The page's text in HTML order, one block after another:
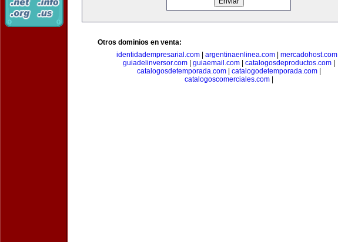
Otros dominios en venta:
identidadempresarial.com
argentinaenlinea.com mercadohost.com
guiadelinversor.com| guiaemail.com| catalogosdeproductos.com|
catalogosdetemporada.com| catalogodetemporada.com|
catalogoscomerciales.com|